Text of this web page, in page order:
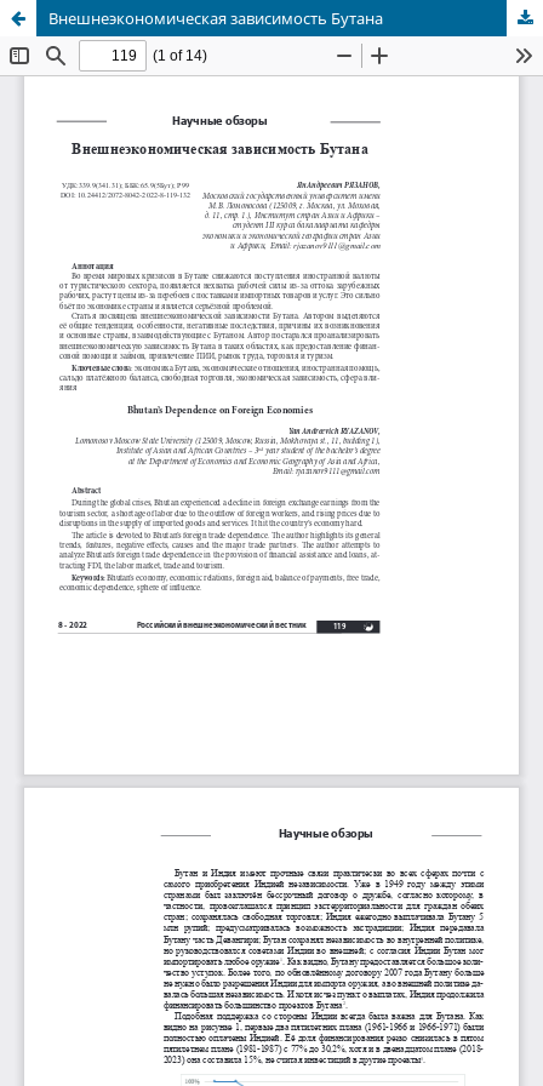
Внешнеэкономическая зависимость Бутана